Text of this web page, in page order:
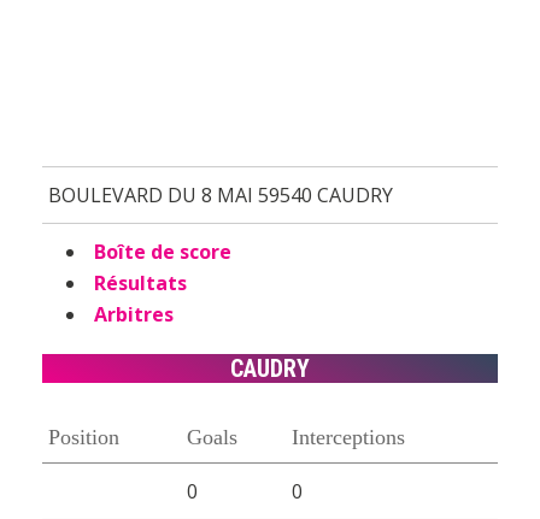
BOULEVARD DU 8 MAI 59540 CAUDRY
Boîte de score
Résultats
Arbitres
CAUDRY
Position Goals Interceptions
0 0